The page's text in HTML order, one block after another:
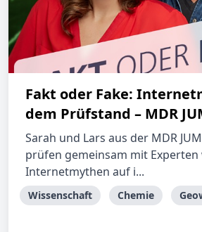
Fakt oder Fake:
dem Prüfstand – MDR
Sarah und Lars aus der MDR
prüfen gemeinsam mit Experten
Internetmythen auf i...
Wissenschaft Chemie